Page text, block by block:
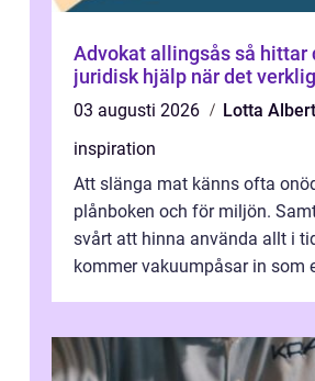
Advokat allingsås så hittar du rätt
juridisk hjälp när det
03 augusti 2026
Lotta
inspiration
Att slänga mat känns ofta
plånboken och för miljön.
svårt att hinna använda allt i
kommer vakuumpåsar in som